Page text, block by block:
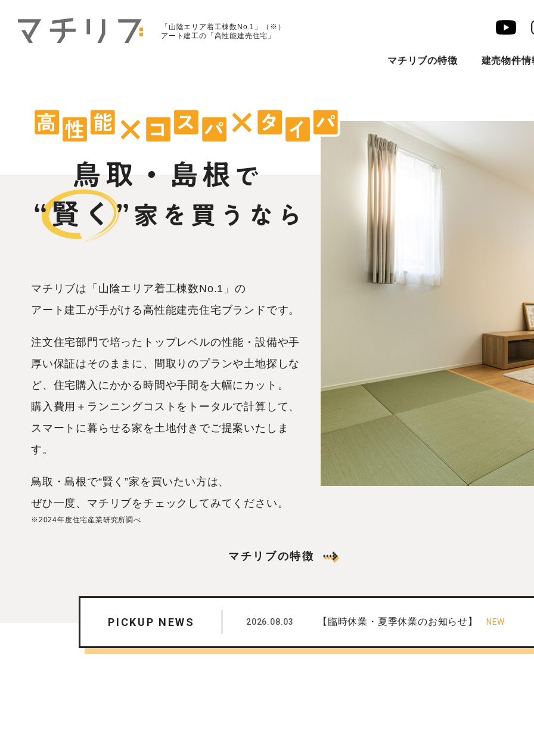
「山陰エリア着工棟数No.1」（※）
アート建工の「高性能建売住宅」
マチリブの特徴 建売物件情
マチリブは「山陰エリア着工棟数No.1」の
アート建工が手がける高性能建売住宅ブランドです。
注文住宅部門で培ったトップレベルの性能・設備や手
厚い保証はそのままに、間取りのプランや土地探しな
ど、住宅購入にかかる時間や手間を大幅にカット。
購入費用＋ランニングコストをトータルで計算して、
スマートに暮らせる家を土地付きでご提案いたしま
す。
鳥取・島根で“賢く”家を買いたい方は、
ぜひ一度、マチリブをチェックしてみてください。
※2024年度住宅産業研究所調べ
マチリブの特徴
PICKUP NEWS 2026.08.03 【臨時休業・夏季休業のお知らせ】